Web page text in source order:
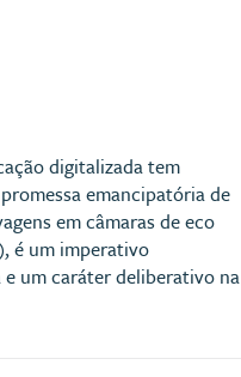
digitalizada tem
emancipatória de
em câmaras de eco
é um imperativo
um caráter deliberativo na